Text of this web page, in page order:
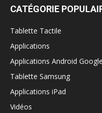
CATÉGORIE
Tablette Tactile
Applications
Applications Android
Tablette Samsung
Applications iPad
Vidéos